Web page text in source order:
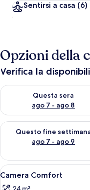
Sentirsi a casa (6)
Opzioni della
Verifica la
Questa sera
ago 7 - ago 8
Verifica la disponibilità
Questo fine
ago 7 - ago 9
Verifica la disponibilità
Apri
tutte
6
Camera Comfort